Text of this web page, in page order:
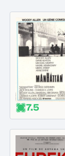
7.5